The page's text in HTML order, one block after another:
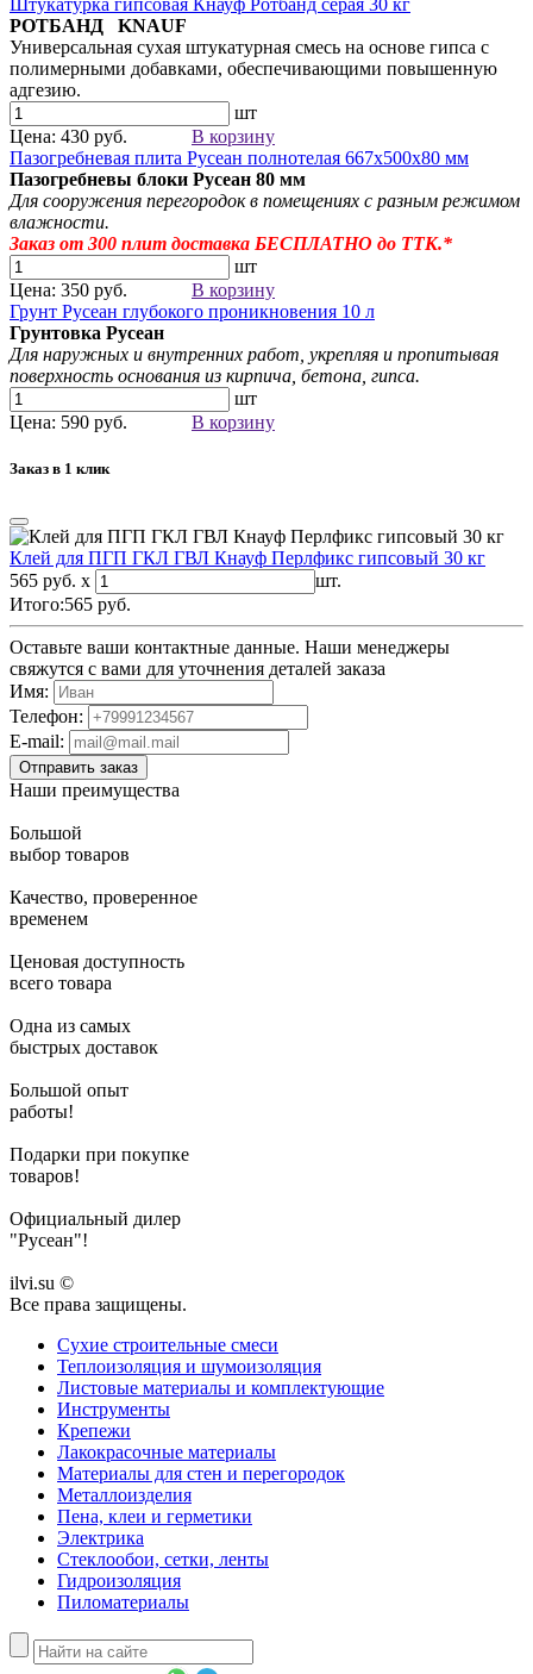
РОТБАНД KNAUF
Универсальная сухая штукатурная смесь на основе гипса с
полимерными добавками, обеспечивающими повышенную
адгезию.
шт
Цена: 430 руб.
В корзину
Пазогребневая плита Русеан полнотелая 667х500х80 мм
Пазогребневы блоки Русеан 80 мм
Для сооружения перегородок в помещениях с разным режимом
влажности.
Заказ от 300 плит доставка БЕСПЛАТНО до ТТК.*
шт
Цена: 350 руб.
В корзину
Грунт Русеан глубокого проникновения 10 л
Грунтовка Русеан
Для наружных и внутренних работ, укрепляя и пропитывая
поверхность основания из кирпича, бетона, гипса.
шт
Цена: 590 руб.
В корзину
Заказ в 1 клик
Клей для ПГП ГКЛ ГВЛ Кнауф Перлфикс гипсовый 30 кг
565 руб. x
шт.
Итого:565 руб.
Оставьте ваши контактные данные. Наши менеджеры
свяжутся с вами для уточнения деталей заказа
Имя:
Телефон:
E-mail:
Наши преимущества
Большой
выбор товаров
Качество, проверенное
временем
Ценовая доступность
всего товара
Одна из самых
быстрых доставок
Большой опыт
работы!
Подарки при покупке
товаров!
Официальный дилер
"Русеан"!
ilvi.su ©
Все права защищены.
Сухие строительные смеси
Теплоизоляция и шумоизоляция
Листовые материалы и комплектующие
Инструменты
Крепежи
Лакокрасочные материалы
Материалы для стен и перегородок
Металлоизделия
Пена, клеи и герметики
Электрика
Стеклообои, сетки, ленты
Гидроизоляция
Пиломатериалы